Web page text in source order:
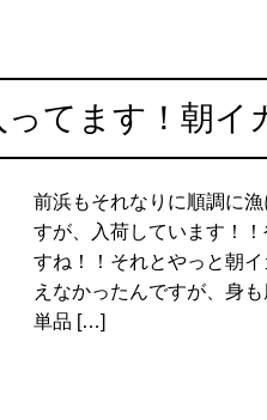
てます！朝イ
前浜もそれなりに順調に
すが、入荷しています！
すね！！それとやっと朝
えなかったんですが、身
単品 […]